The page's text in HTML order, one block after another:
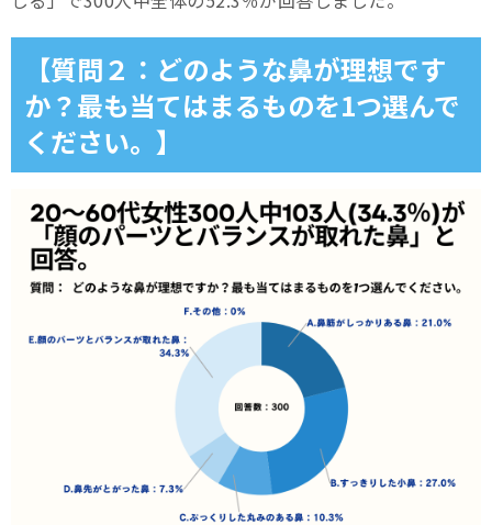
【質問２：どのような鼻が理想です
か？最も当てはまるものを1つ選んで
ください。】